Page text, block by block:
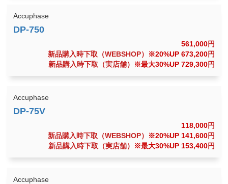
Accuphase
561,000円
新品購入時下取（WEBSHOP）
※20%UP 673,200円
新品購入時下取（実店舗）
※最大30%UP 729,300円
Accuphase
118,000円
新品購入時下取（WEBSHOP）
※20%UP 141,600円
新品購入時下取（実店舗）
※最大30%UP 153,400円
Accuphase